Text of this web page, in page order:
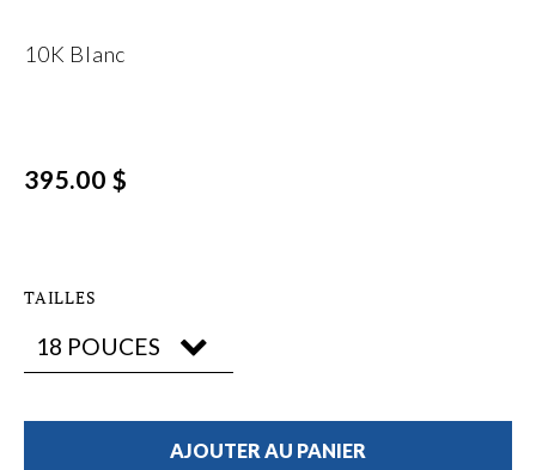
10K Blanc
395.00 $
TAILLES
AJOUTER AU PANIER